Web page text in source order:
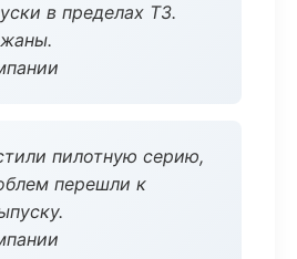
в пределах ТЗ.
пилотную серию,
перешли к